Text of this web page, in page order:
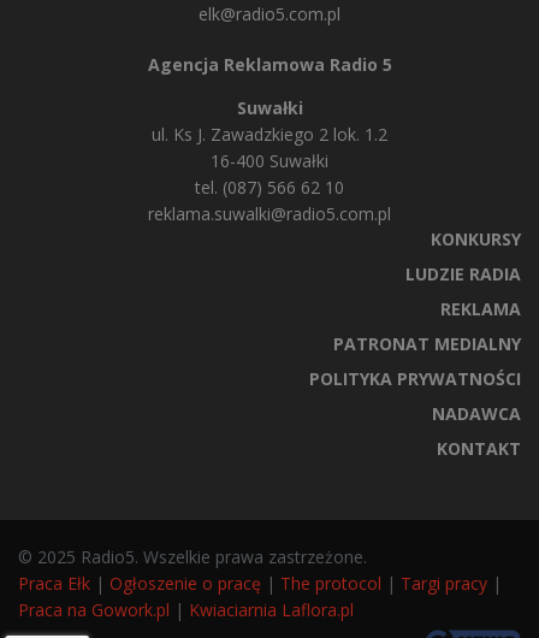
elk@radio5.com.pl
Agencja Reklamowa Radio 5
Suwałki
ul. Ks J. Zawadzkiego 2 lok. 1.2
16-400 Suwałki
tel. (087) 566 62 10
reklama.suwalki@radio5.com.pl
KONKURSY
LUDZIE RADIA
REKLAMA
PATRONAT MEDIALNY
POLITYKA PRYWATNOŚCI
NADAWCA
KONTAKT
© 2025 Radio5. Wszelkie prawa zastrzeżone.
Praca Ełk | Ogłoszenie o pracę | The protocol | Targi pracy |
Praca na Gowork.pl | Kwiaciarnia Laflora.pl